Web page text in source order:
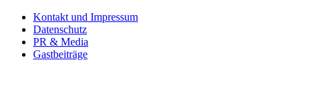
Kontakt und Impressum
Datenschutz
PR & Media
Gastbeiträge